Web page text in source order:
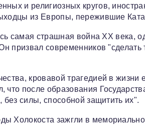
и религиозных кругов,
из Европы, пережившие
самая страшная война ХХ века,
призвал современников
кровавой трагедией в жизни
после образования
без силы, способной защитить их".
Холокоста зажгли в